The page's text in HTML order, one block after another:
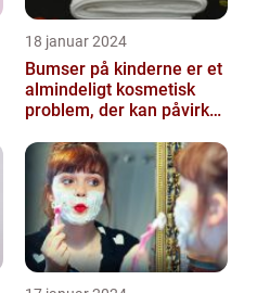
18 januar 2024
Bumser på kinderne er et
almindeligt kosmetisk
problem, der kan påvirke